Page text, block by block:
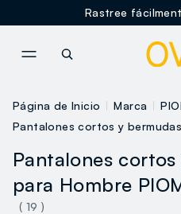
Rastree
Página de Inicio Marca
Pantalones cortos y bermudas
Pantalones
para Hombre
( 19 )